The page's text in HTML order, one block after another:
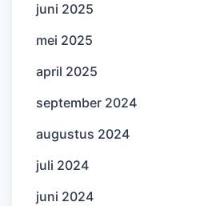
juni 2025
mei 2025
april 2025
september 2024
augustus 2024
juli 2024
juni 2024